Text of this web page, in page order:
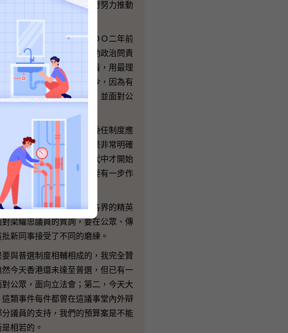
位。直至目前為止，政府努力推動
政治技巧很高。就在二ＯＯ二年前
年至二ＯＯ七年我們推動政治問責
果大家以「明眼人」來看，用最理
忘記了由二ＯＯ二年迄今，因為有
代，要面對公眾的壓力，並面對公
爭拗一件事，就是政治委任制度應
問題。特區政府的立場是非常明確
代才起步的，在八十年代中才開始
政界，這是重要的，總要有一步作
賞我們的副局長同事是各界的精英
梁耀忠議員的質詢，要在公眾、傳
新同事接受了不同的磨練。
與普選制度相輔相成的，我完全贊
今天香港還未達至普選，但已有一
公眾，面向立法會；第二，今天大
類事件每件都曾在這議事堂內外辯
議員的支持，我們的預算案是不能
相若的。